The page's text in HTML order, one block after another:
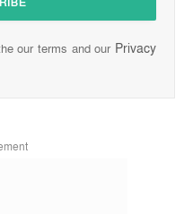
our terms and our Privacy